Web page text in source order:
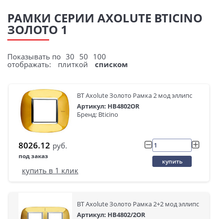
РАМКИ СЕРИИ AXOLUTE BTICINO
ЗОЛОТО 1
Показывать по 30 50 100
отображать:
плиткой списком
BT Axolute Золото Рамка 2 мод эллипс
Артикул: HB4802OR
Бренд: Bticino
8026.12 руб.
под заказ
купить
купить в 1 клик
BT Axolute Золото Рамка 2+2 мод эллипс
Артикул: HB4802/2OR